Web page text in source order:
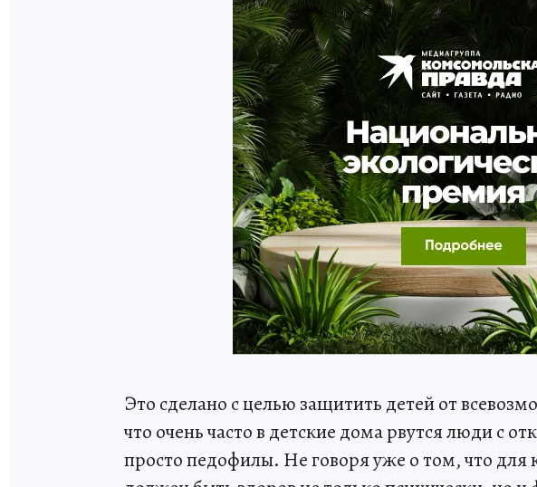
Это сделано с целью защитить детей от
что очень часто в детские дома рвутся люди с
просто педофилы. Не говоря уже о том, что для